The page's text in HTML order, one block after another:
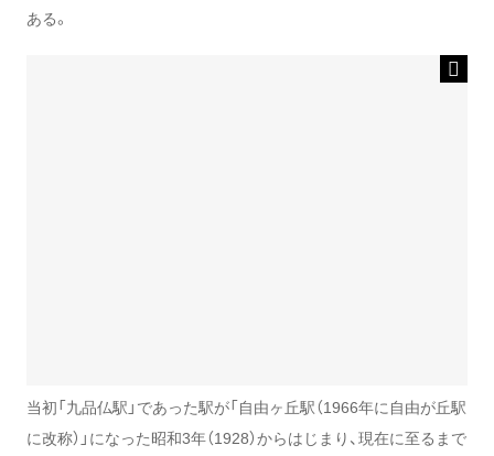
ある。
当初「九品仏駅」であった駅が「自由ヶ丘駅（1966年に自由が丘駅
に改称）」になった昭和3年（1928）からはじまり、現在に至るまで